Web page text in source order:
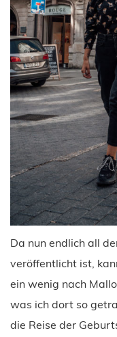
Da nun endlich all
veröffentlicht ist,
ein wenig nach
was ich dort so
die Reise der